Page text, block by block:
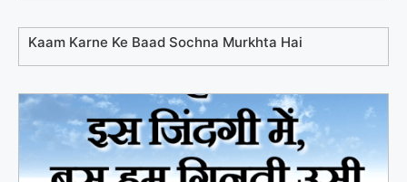
Kaam Karne Ke Baad Sochna Murkhta Hai